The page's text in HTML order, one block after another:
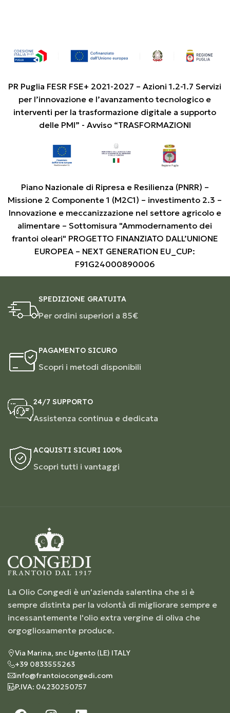
PR Puglia FESR FSE+ 2021-2027 – Azioni 1.2-1.7 Servizi
per l’innovazione e l’avanzamento tecnologico e
interventi per la trasformazione digitale a supporto
delle PMI” - Avviso “TRASFORMAZIONI
Piano Nazionale di Ripresa e Resilienza (PNRR) –
Missione 2 Componente 1 (M2C1) – investimento 2.3 –
Innovazione e meccanizzazione nel settore agricolo e
alimentare – Sottomisura "Ammodernamento dei
frantoi oleari" PROGETTO FINANZIATO DALL’UNIONE
EUROPEA – NEXT GENERATION EU_CUP:
F91G24000890006
SPEDIZIONE GRATUITA
Per ordini superiori a 85€
PAGAMENTO SICURO
Scopri i metodi disponibili
24/7 SUPPORTO
Assistenza continua e dedicata
ACQUISTI SICURI 100%
Scopri tutti i vantaggi
La Olio Congedi è un'azienda salentina che si è
sempre distinta per la volontà di migliorare sempre e
incessantemente l'olio extra vergine di oliva che
orgogliosamente produce.
Via Marina, snc Ugento (LE) ITALY
+39 0833555263
info@frantoiocongedi.com
P.IVA: 04230250757